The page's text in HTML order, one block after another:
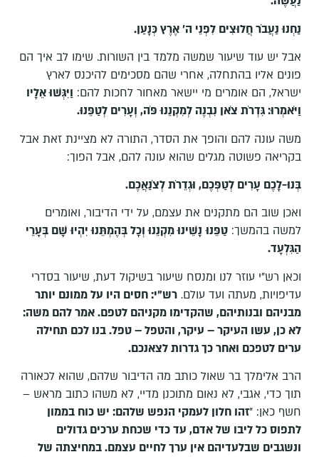
נַחְנוּ נַעֲבֹר חֲלוּצִים לִפְנֵי ה' אֶרֶץ כְּנָעַן.
אבל יש עוד שיעור שמשה מלמד בין השורות. שימו לב איך הם
פונים אליו בהתחלה, אחרי שהם מסכימים להיכנס לארץ
ישראל, הם אומרים מי יישאר מאחור לחכות להם: וַיִּגְּשׁוּ אֵלָיו
וַיֹּאמְרוּ: גִּדְרֹת צֹאן נִבְנֶה לְמִקְנֵנוּ פֹּה, וְעָרִים לְטַפֵּנוּ.
משה עונה להם והופך את הסדר, התורה לא מציינת זאת אבל
בקריאה פשוטה מגלים שהוא עונה להם, אבל הפוך:
בְּנוּ-לָכֶם עָרִים לְטַפְּכֶם, וּגְדֵרֹת לְצֹנַאֲכֶם.
ואכן שוב הם מתקנים את עצמם, על ידי הדיבור, ואומרים
למשה בהמשך: טַפֵּנוּ נָשֵׁינוּ מִקְנֵנוּ וְכָל בְּהֶמְתֵּנוּ יִהְיוּ שָׁם בְּעָרֵי
הַגִּלְעָד.
וכאן רש"י עוזר לנו ומנסח שיעור בשיקול דעת, שיעור בסדרי
עדיפויות, מעתה ועד עולם. רש"י: חסים היו על ממונם יותר
מבניהם ובנותיהם, שהקדימו מקניהם לטפם. אמר להם משה:
לא כן, עשו העיקר – עיקר, והטפל – טפל. בנו לכם תחילה
ערים לטפכם ואחר כך גדרות לצאנכם.
הרב אלימלך בר שאול כותב מה הדיבור שלהם, שהוא לכאורה
תוך כדי, אגבי, לא נאום מתוכנן מדיי, לא משהו כתוב מראש –
חשף כאן: "זהו חלון לעמקי הנפש שלהם: יש כוח בממון
לתפוס כל ליבו של אדם, עד כדי שכחת ערכים גדולים
ונשגבים שבלעדיהם אין ערך לחיים עצמם. במחיצתה של